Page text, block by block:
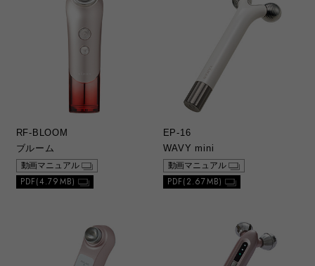
RF-BLOOM
ブルーム
動画マニュアル
PDF(4.79MB)
EP-16
WAVY mini
動画マニュアル
PDF(2.67MB)